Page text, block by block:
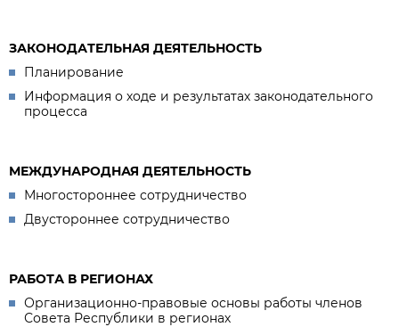
ЗАКОНОДАТЕЛЬНАЯ ДЕЯТЕЛЬНОСТЬ
Планирование
Информация о ходе и результатах законодательного
процесса
МЕЖДУНАРОДНАЯ ДЕЯТЕЛЬНОСТЬ
Многостороннее сотрудничество
Двустороннее сотрудничество
РАБОТА В РЕГИОНАХ
Организационно-правовые основы работы членов
Совета Республики в регионах